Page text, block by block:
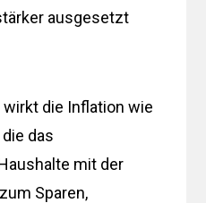
ausgesetzt
die Inflation wie
das
mit der
Sparen,